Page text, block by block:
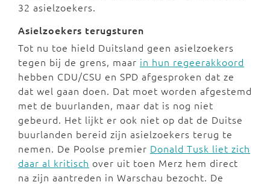
32 asielzoekers.
Asielzoekers terugsturen
Tot nu toe hield Duitsland geen asielzoekers
tegen bij de grens, maar in hun regeerakkoord
hebben CDU/CSU en SPD afgesproken dat ze
dat wel gaan doen. Dat moet worden afgestemd
met de buurlanden, maar dat is nog niet
gebeurd. Het lijkt er ook niet op dat de Duitse
buurlanden bereid zijn asielzoekers terug te
nemen. De Poolse premier Donald Tusk liet zich
daar al kritisch over uit toen Merz hem direct
na zijn aantreden in Warschau bezocht. De